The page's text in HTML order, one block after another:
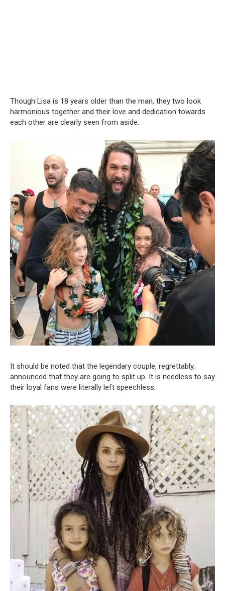
Though Lisa is 18 years older than the man, they two look
harmonious together and their love and dedication towards
each other are clearly seen from aside.
It should be noted that the legendary couple, regrettably,
announced that they are going to split up. It is needless to say
their loyal fans were literally left speechless.